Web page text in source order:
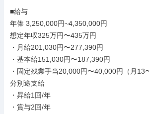
■給与
年俸 3,250,000円~4,350,000円
想定年収325万円〜435万円
・月給201,030円〜277,390円
・基本給151,030円〜187,390円
・固定残業手当20,000円〜40,000円（月
分別途支給
・昇給1回/年
・賞与2回/年